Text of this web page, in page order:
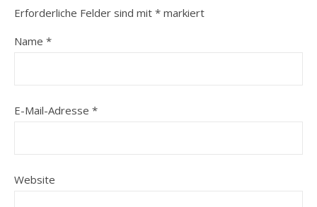
Erforderliche Felder sind mit * markiert
Name *
E-Mail-Adresse *
Website